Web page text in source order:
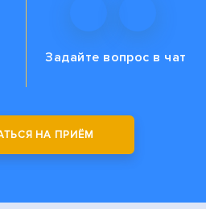
Задайте вопрос в чат
НА ПРИЁМ